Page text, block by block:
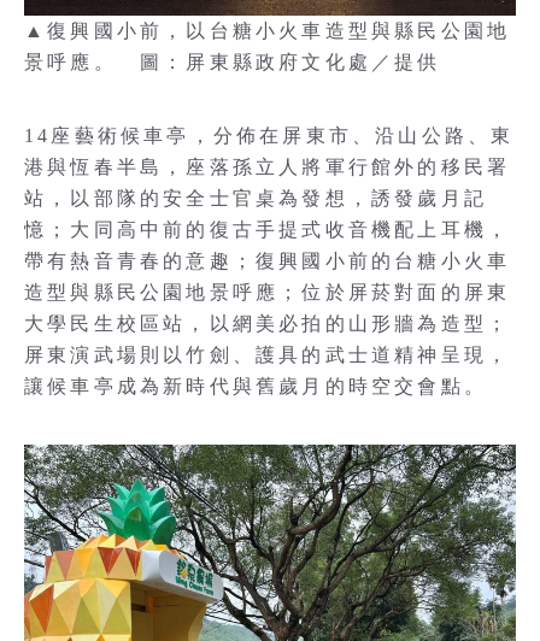
▲復興國小前，以台糖小火車造型與縣民公園地
景呼應。 圖：屏東縣政府文化處／提供
14座藝術候車亭，分佈在屏東市、沿山公路、東
港與恆春半島，座落孫立人將軍行館外的移民署
站，以部隊的安全士官桌為發想，誘發歲月記
憶；大同高中前的復古手提式收音機配上耳機，
帶有熱音青春的意趣；復興國小前的台糖小火車
造型與縣民公園地景呼應；位於屏菸對面的屏東
大學民生校區站，以網美必拍的山形牆為造型；
屏東演武場則以竹劍、護具的武士道精神呈現，
讓候車亭成為新時代與舊歲月的時空交會點。